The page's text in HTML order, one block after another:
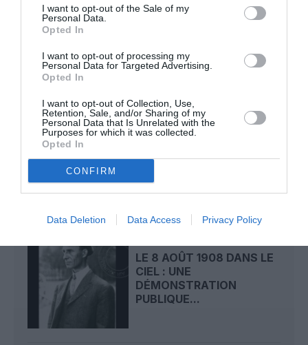
I want to opt-out of the Sale of my
Personal Data.
Opted In
I want to opt-out of processing my
Personal Data for Targeted Advertising.
Opted In
I want to opt-out of Collection, Use,
Retention, Sale, and/or Sharing of my
Personal Data that Is Unrelated with the
Purposes for which it was collected.
Opted In
CONFIRM
Data Deletion Data Access Privacy Policy
histoire de l'aviation
LIRE AUSSI
LE 9 AOÛT 1912 DANS LE
BEAUMONT POUR LA...
LE 8 AOÛT 1908 DANS LE
CIEL : UNE
DÉMONSTRATION
PUBLIQUE...